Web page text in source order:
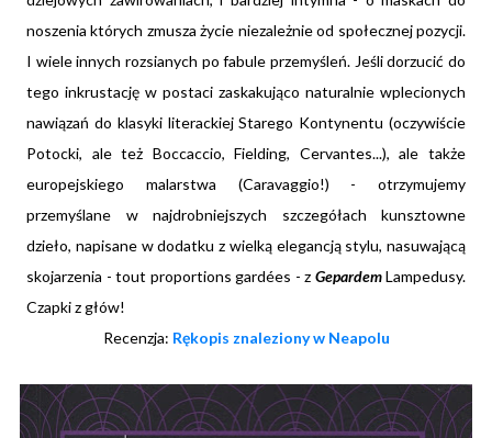
noszenia których zmusza życie niezależnie od społecznej pozycji.
I wiele innych rozsianych po fabule przemyśleń. Jeśli dorzucić do
tego inkrustację w postaci zaskakująco naturalnie wplecionych
nawiązań do klasyki literackiej Starego Kontynentu (oczywiście
Potocki, ale też Boccaccio, Fielding, Cervantes...), ale także
europejskiego malarstwa (Caravaggio!) - otrzymujemy
przemyślane w najdrobniejszych szczegółach kunsztowne
dzieło, napisane w dodatku z wielką elegancją stylu, nasuwającą
skojarzenia - tout proportions gardées - z GepardemLampedusy.
Czapki z głów!
Recenzja: Rękopis znaleziony w Neapolu